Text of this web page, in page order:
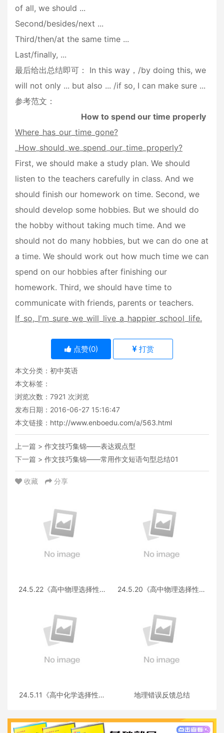
of all, we should ...
Second/besides/next ...
Third/then/at the same time ...
Last/finally, ...
最后给出总结即可： In this way，/by doing this, we
will not only ... but also ... /if so, I can make sure ...
参考范文：
How to spend our time properly
Where has our time gone?
How should we spend our time properly?
First, we should make a study plan. We should
listen to the teachers carefully in class. And we
should finish our homework on time. Second, we
should develop some hobbies. But we should do
the hobby without taking much time. And we
should not do many hobbies, but we can do one at
a time. We should work out how much time we can
spend on our hobbies after finishing our
homework. Third, we should have time to
communicate with friends, parents or teachers.
If so, I'm sure we will live a happier school life.
点赞(0) 打赏
本文分类： 初中英语
本文标签：
浏览次数： 7921 次浏览
发布日期：2016-06-27 15:16:47
本文链接： http://www.enboedu.com/a/563.html
上一篇 > 作文技巧集锦——表达观点型
下一篇 > 作文技巧集锦——常用作文短语句型总结01
收藏 分享
24.5.22《高中物理选择性必
24.5.20《高中物理选择性必
24.5.11《高中化学选择性必
地理错误反馈总结